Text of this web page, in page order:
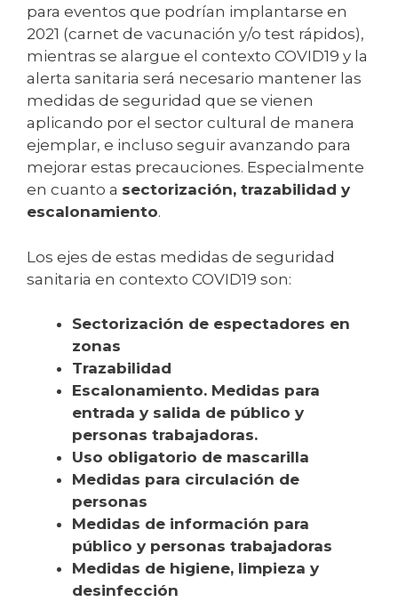
para eventos que podrían implantarse en
2021 (carnet de vacunación y/o test rápidos),
mientras se alargue el contexto COVID19 y la
alerta sanitaria será necesario mantener las
medidas de seguridad que se vienen
aplicando por el sector cultural de manera
ejemplar, e incluso seguir avanzando para
mejorar estas precauciones. Especialmente
en cuanto a sectorización, trazabilidad y
escalonamiento.
Los ejes de estas medidas de seguridad
sanitaria en contexto COVID19 son:
Sectorización de espectadores en
zonas
Trazabilidad
Escalonamiento. Medidas para
entrada y salida de público y
personas trabajadoras.
Uso obligatorio de mascarilla
Medidas para circulación de
personas
Medidas de información para
público y personas trabajadoras
Medidas de higiene, limpieza y
desinfección